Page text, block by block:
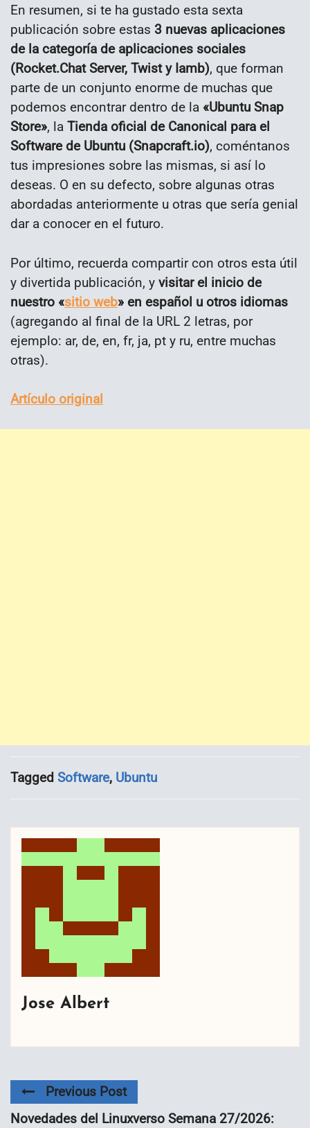
En resumen, si te ha gustado esta sexta
publicación sobre estas 3 nuevas aplicaciones
de la categoría de aplicaciones sociales
(Rocket.Chat Server, Twist y Iamb), que forman
parte de un conjunto enorme de muchas que
podemos encontrar dentro de la «Ubuntu Snap
Store», la Tienda oficial de Canonical para el
Software de Ubuntu (Snapcraft.io), coméntanos
tus impresiones sobre las mismas, si así lo
deseas. O en su defecto, sobre algunas otras
abordadas anteriormente u otras que sería genial
dar a conocer en el futuro.
Por último, recuerda compartir con otros esta útil
y divertida publicación, y visitar el inicio de
nuestro «sitio web» en español u otros idiomas
(agregando al final de la URL 2 letras, por
ejemplo: ar, de, en, fr, ja, pt y ru, entre muchas
otras).
Artículo original
Tagged Software, Ubuntu
Jose Albert
Previous Post
Novedades del Linuxverso Semana 27/2026: